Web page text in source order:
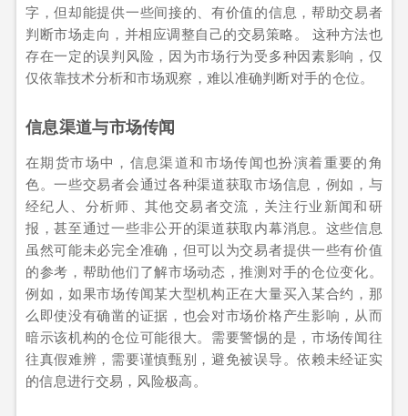
字，但却能提供一些间接的、有价值的信息，帮助交易者
判断市场走向，并相应调整自己的交易策略。 这种方法也
存在一定的误判风险，因为市场行为受多种因素影响，仅
仅依靠技术分析和市场观察，难以准确判断对手的仓位。
信息渠道与市场传闻
在期货市场中，信息渠道和市场传闻也扮演着重要的角
色。一些交易者会通过各种渠道获取市场信息，例如，与
经纪人、分析师、其他交易者交流，关注行业新闻和研
报，甚至通过一些非公开的渠道获取内幕消息。这些信息
虽然可能未必完全准确，但可以为交易者提供一些有价值
的参考，帮助他们了解市场动态，推测对手的仓位变化。
例如，如果市场传闻某大型机构正在大量买入某合约，那
么即使没有确凿的证据，也会对市场价格产生影响，从而
暗示该机构的仓位可能很大。需要警惕的是，市场传闻往
往真假难辨，需要谨慎甄别，避免被误导。依赖未经证实
的信息进行交易，风险极高。